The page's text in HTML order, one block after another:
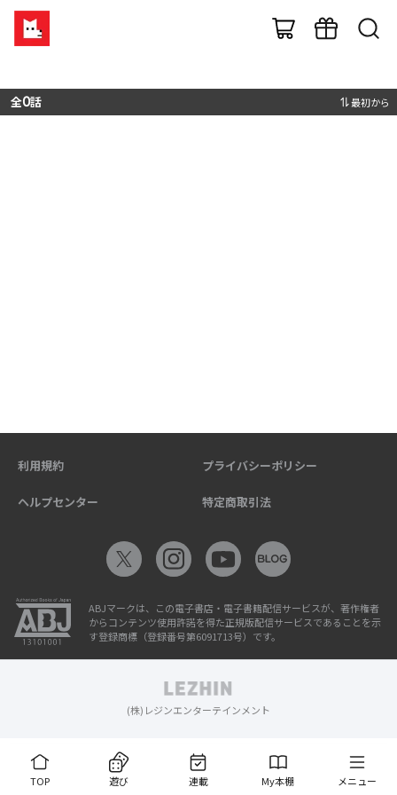
全0話 最初から
TOP 遊び 連載 My本棚 メニュー
利用規約 プライバシーポリシー
ヘルプセンター 特定商取引法
ABJマークは、この電子書店・電子書籍配信サービスが、著作権者
からコンテンツ使用許諾を得た正規版配信サービスであることを示
す登録商標（登録番号第6091713号）です。
(株)レジンエンターテインメント